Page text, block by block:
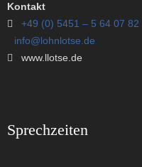
Kontakt
+49 (0) 5451 – 5 64 07 82
info@lohnlotse.de
www.llotse.de
Sprechzeiten